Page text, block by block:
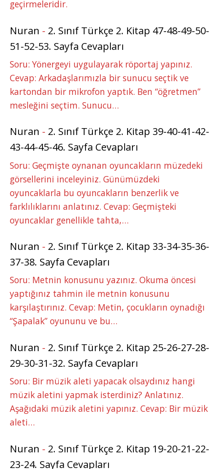
geçirmeleridir.
Nuran - 2. Sınıf Türkçe 2. Kitap 47-48-49-50-
51-52-53. Sayfa Cevapları
Soru: Yönergeyi uygulayarak röportaj yapınız.
Cevap: Arkadaşlarımızla bir sunucu seçtik ve
kartondan bir mikrofon yaptık. Ben “öğretmen”
mesleğini seçtim. Sunucu…
Nuran - 2. Sınıf Türkçe 2. Kitap 39-40-41-42-
43-44-45-46. Sayfa Cevapları
Soru: Geçmişte oynanan oyuncakların müzedeki
görsellerini inceleyiniz. Günümüzdeki
oyuncaklarla bu oyuncakların benzerlik ve
farklılıklarını anlatınız. Cevap: Geçmişteki
oyuncaklar genellikle tahta,…
Nuran - 2. Sınıf Türkçe 2. Kitap 33-34-35-36-
37-38. Sayfa Cevapları
Soru: Metnin konusunu yazınız. Okuma öncesi
yaptığınız tahmin ile metnin konusunu
karşılaştırınız. Cevap: Metin, çocukların oynadığı
“Şapalak” oyununu ve bu…
Nuran - 2. Sınıf Türkçe 2. Kitap 25-26-27-28-
29-30-31-32. Sayfa Cevapları
Soru: Bir müzik aleti yapacak olsaydınız hangi
müzik aletini yapmak isterdiniz? Anlatınız.
Aşağıdaki müzik aletini yapınız. Cevap: Bir müzik
aleti…
Nuran - 2. Sınıf Türkçe 2. Kitap 19-20-21-22-
23-24. Sayfa Cevapları